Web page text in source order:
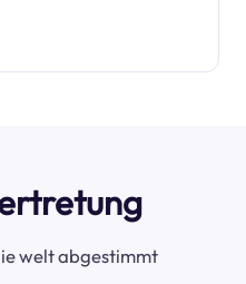
welt abgestimmt